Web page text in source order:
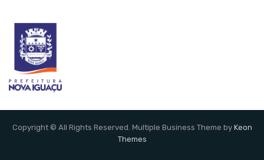
Copyright © All Rights Reserved. Multiple Business Theme by Keon
Themes